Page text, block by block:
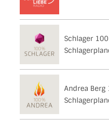
Schlager
Andrea Berg